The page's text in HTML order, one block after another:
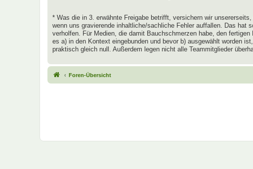
* Was die in 3. erwähnte Freigabe betrifft, versichern wir
wenn uns gravierende inhaltliche/sachliche Fehler auffallen. Das hat
verholfen. Für Medien, die damit Bauchschmerzen habe, den
es a) in den Kontext eingebunden und bevor b) ausgewählt worden
praktisch gleich null. Außerdem legen nicht alle Teammitglieder
Foren-Übersicht